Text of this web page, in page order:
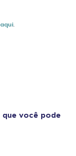
aqui.
que você pode